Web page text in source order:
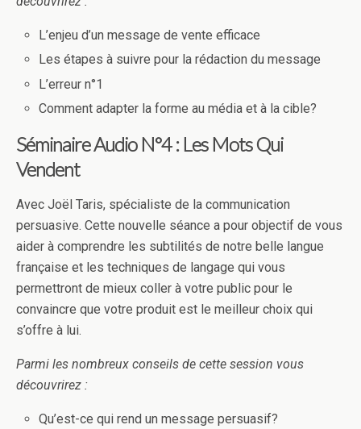
L’enjeu d’un message de vente efficace
Les étapes à suivre pour la rédaction du message
L’erreur n°1
Comment adapter la forme au média et à la cible?
Séminaire Audio N°4 : Les Mots Qui
Vendent
Avec Joël Taris, spécialiste de la communication
persuasive. Cette nouvelle séance a pour objectif de vous
aider à comprendre les subtilités de notre belle langue
française et les techniques de langage qui vous
permettront de mieux coller à votre public pour le
convaincre que votre produit est le meilleur choix qui
s’offre à lui.
Parmi les nombreux conseils de cette session vous
découvrirez :
Qu’est-ce qui rend un message persuasif?